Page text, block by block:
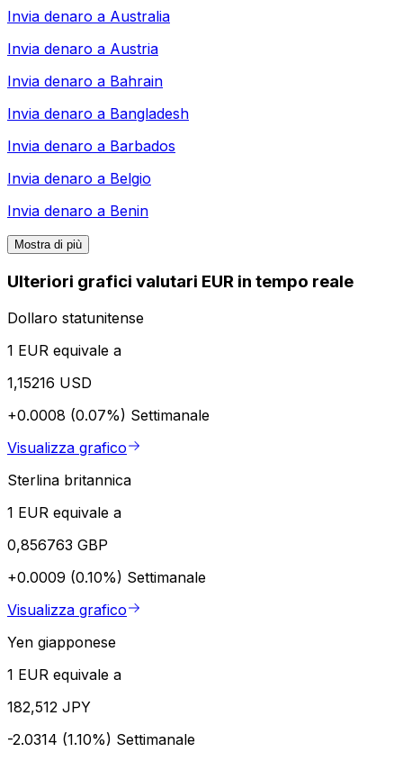
Invia denaro a Australia
Invia denaro a Austria
Invia denaro a Bahrain
Invia denaro a Bangladesh
Invia denaro a Barbados
Invia denaro a Belgio
Invia denaro a Benin
Mostra di più
Ulteriori grafici valutari EUR in tempo reale
Dollaro statunitense
1 EUR equivale a
1,15216 USD
+0.0008 (0.07%) Settimanale
Visualizza grafico
Sterlina britannica
1 EUR equivale a
0,856763 GBP
+0.0009 (0.10%) Settimanale
Visualizza grafico
Yen giapponese
1 EUR equivale a
182,512 JPY
-2.0314 (1.10%) Settimanale